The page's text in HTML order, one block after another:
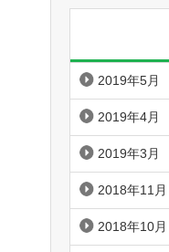
2019年5月
2019年4月
2019年3月
2018年11月
2018年10月